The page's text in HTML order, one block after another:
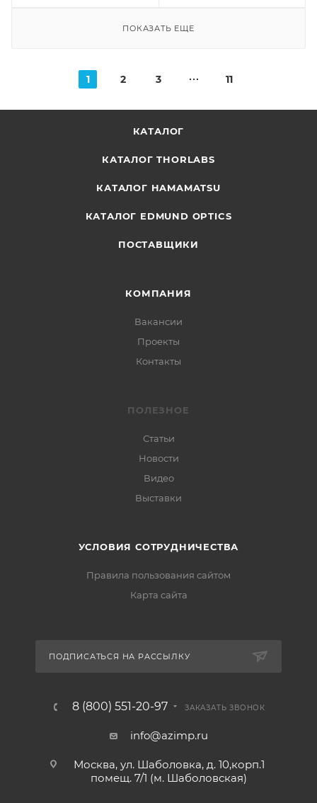
ПОКАЗАТЬ ЕЩЕ
1 2 3 11
КАТАЛОГ
КАТАЛОГ THORLABS
КАТАЛОГ HAMAMATSU
КАТАЛОГ EDMUND OPTICS
ПОСТАВЩИКИ
КОМПАНИЯ
Вакансии
Проекты
Контакты
ПОЛЕЗНОЕ
Статьи
Новости
Видео
Выставки
УСЛОВИЯ СОТРУДНИЧЕСТВА
Правила пользования сайтом
Карта сайта
ПОДПИСАТЬСЯ НА РАССЫЛКУ
8 (800) 551-20-97 ЗАКАЗАТЬ ЗВОНОК
info@azimp.ru
Москва, ул. Шаболовка, д. 10,корп.1
помещ. 7/1 (м. Шаболовская)